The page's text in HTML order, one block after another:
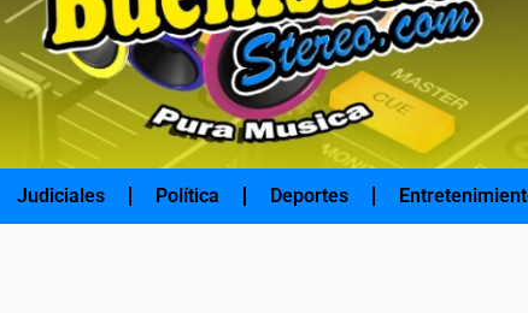
Judiciales Política Deportes